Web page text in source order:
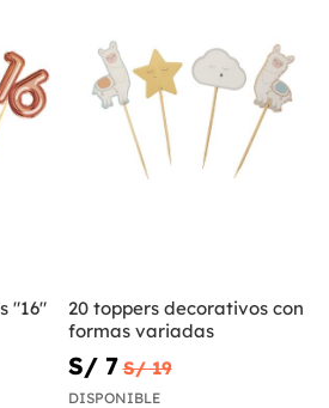
"16"
20 toppers decorativos con
formas variadas
S/ 7 S/ 19
DISPONIBLE